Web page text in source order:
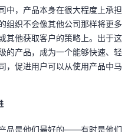
中，产品本身在很大程度上承担
组织不会像其他公司那样将更多
其他获取客户的策略上。出于这
的产品，成为一个能够快速、轻
，促进用户可以从使用产品中马
品是他们最好的——有时是他们